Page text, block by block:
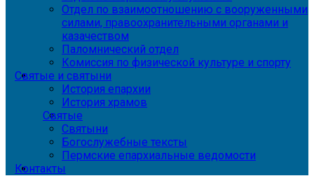
Отдел по взаимоотношению с вооруженными
силами, правоохранительными органами и
казачеством
Паломнический отдел
Комиссия по физической культуре и спорту
Святые и святыни
История епархии
История храмов
Святые
Святыни
Богослужебные тексты
Пермские епархиальные ведомости
Контакты